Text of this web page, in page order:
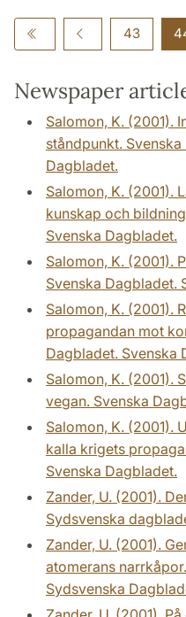
43
Newspaper
Salomon, K. (2001).
ståndpunkt.
Dagbladet.
Salomon, K. (2001).
kunskap och
Svenska Dagbladet.
Salomon, K. (2001).
Svenska Dagbladet.
Salomon, K. (2001).
propagandan mot
Dagbladet. Svenska
Salomon, K. (2001).
vegan. Svenska
Salomon, K. (2001).
kalla krigets
Svenska Dagbladet.
Zander, U. (2001).
Sydsvenska
Zander, U. (2001).
atomerans
Sydsvenska